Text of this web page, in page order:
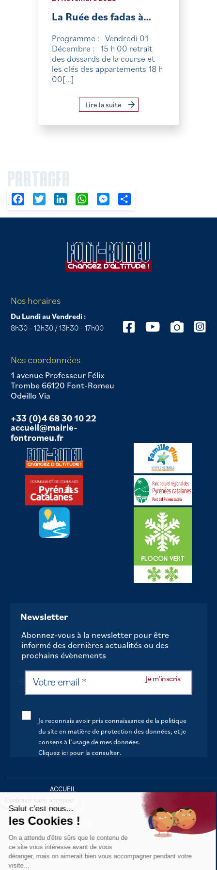
La Ruée des fadas à…
Programme : Vendredi 01
Décembre : 15 h 00 retrait
des dossards de la course et
les clés des appartements 18 h
00[...]
Lire la suite
PARTAGER
FacebookTwitter LinkedIn WhatsAppMessenger
Nos horaires
Du Lundi au Vendredi :
8h30 - 12h30 / 13h30 - 17h00
Nos coordonnées
1 avenue Professeur Félix
Trombe 66120 Font-Romeu
Odeillo Via
+33 (0)4 68 30 10 22
accueil@mairie-
fontromeu.fr
Newsletter
Abonnez-vous à la newsletter pour être
informé des dernières actualités ou des
prochains évènements
Je reconnais avoir pris connaissance de la politique
du site en matière de protection des données, et je
consens à l’usage de mes données.
Cliquez ici pour la consulter.
ACCUEIL
VOTRE MAIRIE
VOTRE QUOTIDIEN
AU FIL DE LA VIE
LOISIRS
Salut c'est nous...
les Cookies !
On a attendu d'être sûrs que le contenu de
ce site vous intéresse avant de vous
déranger, mais on aimerait bien vous accompagner pendant votre
visite...